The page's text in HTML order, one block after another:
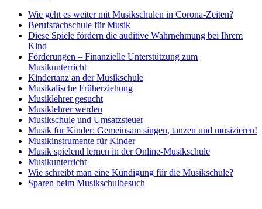
Wie geht es weiter mit Musikschulen in Corona-Zeiten?
Berufsfachschule für Musik
Diese Spiele fördern die auditive Wahrnehmung bei Ihrem
Kind
Förderungen – Finanzielle Unterstützung zum
Musikunterricht
Kindertanz an der Musikschule
Musikalische Früherziehung
Musiklehrer gesucht
Musiklehrer werden
Musikschule und Umsatzsteuer
Musik für Kinder: Gemeinsam singen, tanzen und musizieren!
Musikinstrumente für Kinder
Musik spielend lernen in der Online-Musikschule
Musikunterricht
Wie schreibt man eine Kündigung für die Musikschule?
Sparen beim Musikschulbesuch